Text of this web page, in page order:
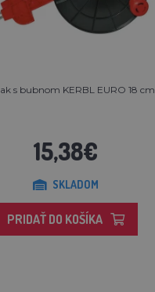
s bubnom KERBL EURO 18 cm
15,38€
SKLADOM
PRIDAŤ DO KOŠÍKA